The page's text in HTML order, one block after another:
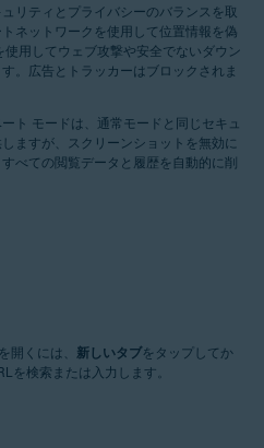
リティとプライバシーのバランスを取
ネットワークを使用して位置情報を偽
用してウェブ攻撃や安全でないダウン
。広告とトラッカーはブロックされま
ート モードは、通常モードと同じセキュ
ますが、スクリーンショットを無効に
べての閲覧データと履歴を自動的に削
開くには、 新しいタブをタップしてか
を検索または入力します。